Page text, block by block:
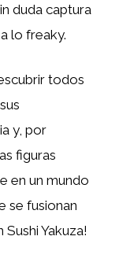
duda captura
lo freaky.
todos
y, por
figuras
en un mundo
se fusionan
Yakuza!